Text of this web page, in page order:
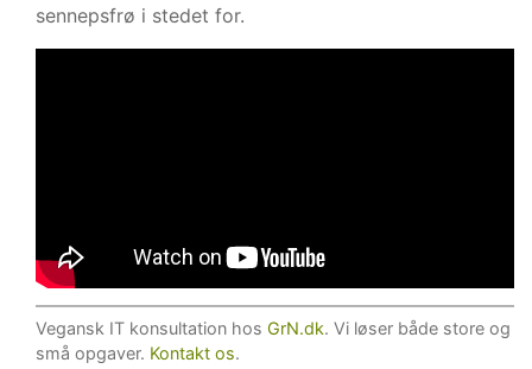
sennepsfrø i stedet for.
Vegansk IT konsultation hos GrN.dk. Vi løser både store og
små opgaver. Kontakt os.